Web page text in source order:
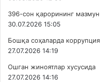
396-сон қарорининг
30.07.2026 15:05
Бошқа соҳаларда
27.07.2026 14:19
Ошган жиноятлар хусусида
27.07.2026 14:16